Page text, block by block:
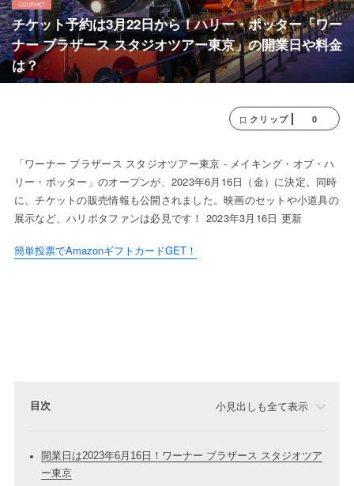
チケット予約は3月22日から！ハリー・ポッター「ワー
ナー ブラザース スタジオツアー東京」の開業日や料金
は？
クリップ 0
「ワーナー ブラザース スタジオツアー東京 - メイキング・オブ・ハ
リー・ポッター」のオープンが、2023年6月16日（金）に決定。同時
に、チケットの販売情報も公開されました。映画のセットや小道具の
展示など、ハリポタファンは必見です！ 2023年3月16日 更新
簡単投票でAmazonギフトカードGET！
目次 小見出しも全て表示
開業日は2023年6月16日！ワーナー ブラザース スタジオツア
ー東京